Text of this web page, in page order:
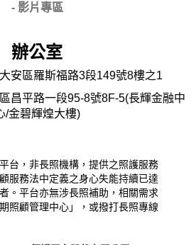
- 影片專區
辦公室
安區羅斯福路3段149號8樓之1
昌平路一段95-8號8F-5(長輝金融中
/金碧輝煌大樓)
台，非長照機構，提供之照護服務
服務法中定義之身心失能持續已達
。平台亦無涉長照補助，相關需求
照顧管理中心」，或撥打長照專線